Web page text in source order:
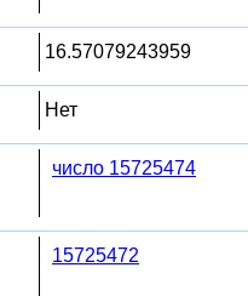
16.57079243959
Нет
число 15725474
15725472